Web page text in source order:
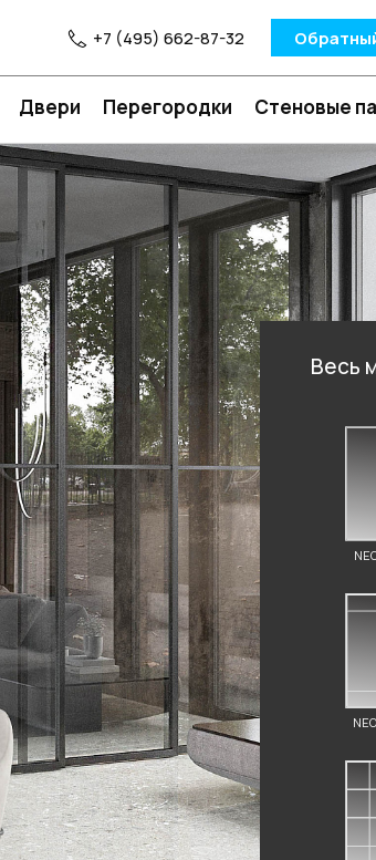
+7 (495) 662-87-32
Двери Перегородки Стеновые
Весь
+7 495 662 87 32
salon@miksal.ru
Белорусская